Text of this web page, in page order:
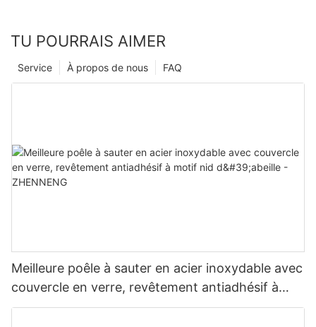
TU POURRAIS AIMER
FAQ
À propos de nous
Service
Meilleure poêle à sauter en acier inoxydable avec
couvercle en verre, revêtement antiadhésif à
motif nid d'abeille - ZHENNENG